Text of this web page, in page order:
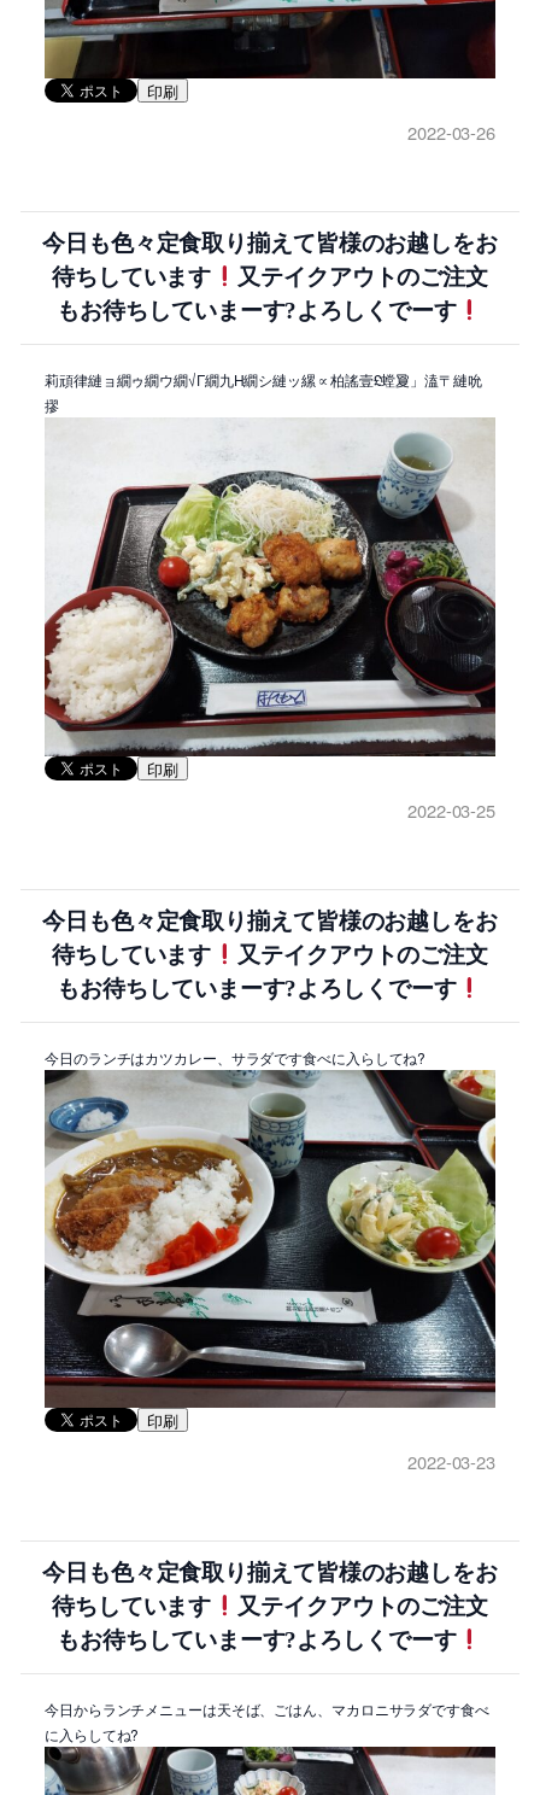
印刷
2022-03-26
今日も色々定食取り揃えて皆様のお越しをお
待ちしています
又テイクアウトのご注文
もお待ちしていまーす?よろしくでーす
莉頑律縺ョ繝ゥ繝ウ繝√Γ繝九Η繝シ縺ッ縲∝柏謠壹£螳夐」溘〒縺吮
摎
印刷
2022-03-25
今日も色々定食取り揃えて皆様のお越しをお
待ちしています
又テイクアウトのご注文
もお待ちしていまーす?よろしくでーす
今日のランチはカツカレー、サラダです食べに入らしてね?
印刷
2022-03-23
今日も色々定食取り揃えて皆様のお越しをお
待ちしています
又テイクアウトのご注文
もお待ちしていまーす?よろしくでーす
今日からランチメニューは天そば、ごはん、マカロニサラダです食べ
に入らしてね?